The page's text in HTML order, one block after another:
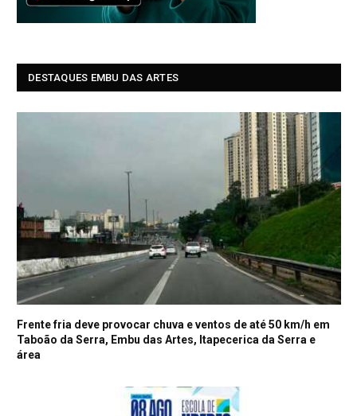
DESTAQUES EMBU DAS ARTES
Frente fria deve provocar chuva e ventos de até 50 km/h em
Taboão da Serra, Embu das Artes, Itapecerica da Serra e
área